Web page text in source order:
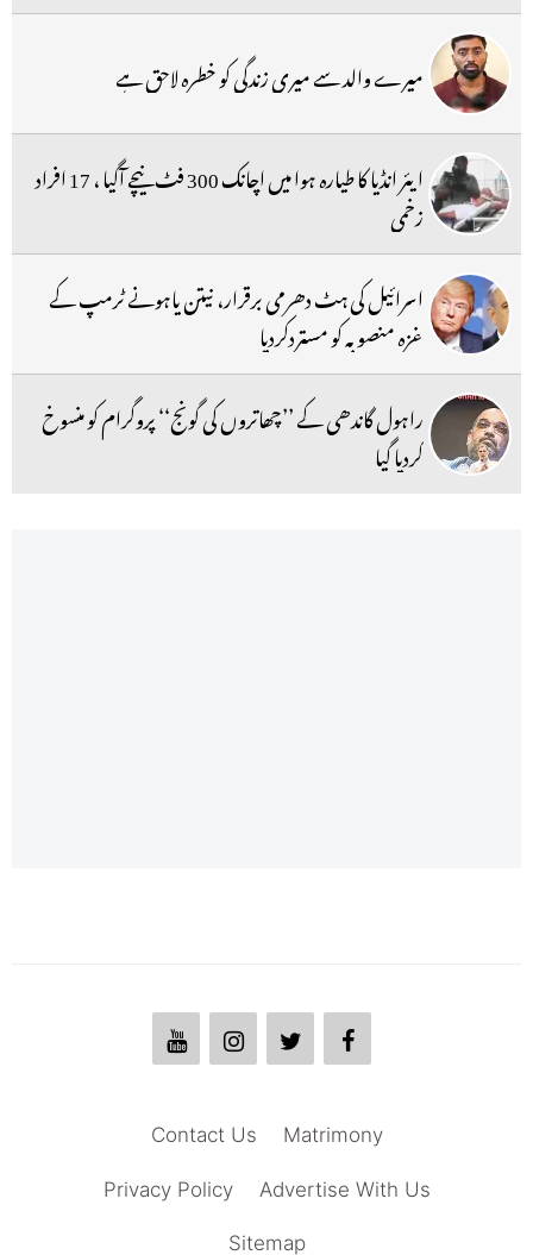
میرے والد سے میری زندگی کو خطرہ لاحق ہے
ایئر انڈیا کا طیارہ ہوا میں اچانک 300 فٹ نیچے آگیا ، 17 افراد
زخمی
اسرائیل کی ہٹ دھرمی برقرار، نیتن یاہونے ٹرمپ کے
غزہ منصوبہ کو مستردکردیا
راہول گاندھی کے ’’چھاتروں کی گونج‘‘ پروگرام کو منسوخ
کردیا گیا
Matrimony
Contact Us
Advertise With Us
Privacy Policy
Sitemap